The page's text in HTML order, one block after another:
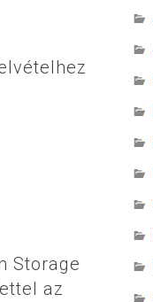
Storage
az